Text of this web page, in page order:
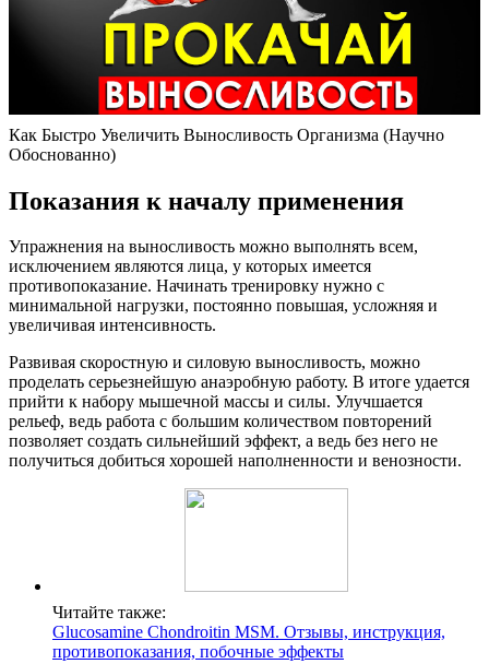
Как Быстро Увеличить Выносливость Организма (Научно
Обоснованно)
Показания к началу применения
Упражнения на выносливость можно выполнять всем,
исключением являются лица, у которых имеется
противопоказание. Начинать тренировку нужно с
минимальной нагрузки, постоянно повышая, усложняя и
увеличивая интенсивность.
Развивая скоростную и силовую выносливость, можно
проделать серьезнейшую анаэробную работу. В итоге удается
прийти к набору мышечной массы и силы. Улучшается
рельеф, ведь работа с большим количеством повторений
позволяет создать сильнейший эффект, а ведь без него не
получиться добиться хорошей наполненности и венозности.
Читайте также:
Glucosamine Chondroitin MSM. Отзывы, инструкция,
противопоказания, побочные эффекты